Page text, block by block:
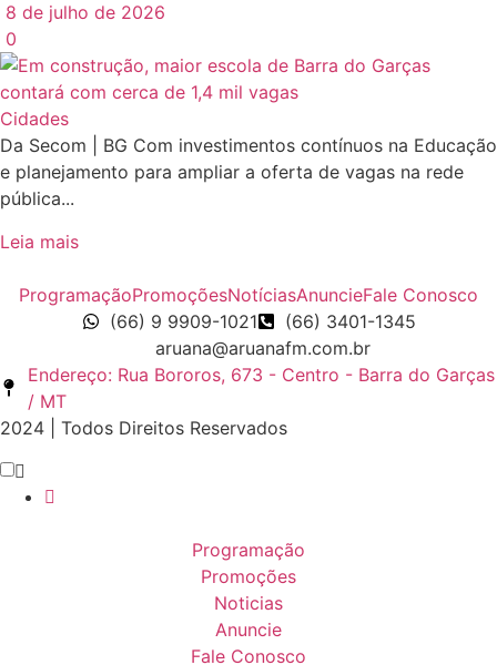
8 de julho de 2026
0
Cidades
Da Secom | BG Com investimentos contínuos na Educação
e planejamento para ampliar a oferta de vagas na rede
pública...
Leia mais
ProgramaçãoPromoçõesNotíciasAnuncieFale Conosco
(66) 9 9909-1021
(66) 3401-1345
aruana@aruanafm.com.br
Endereço: Rua Bororos, 673 - Centro - Barra do Garças
/ MT
2024 | Todos Direitos Reservados
Programação
Promoções
Noticias
Anuncie
Fale Conosco